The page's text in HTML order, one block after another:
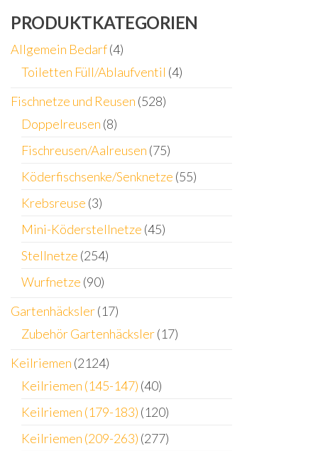
PRODUKTKATEGORIEN
Allgemein Bedarf(4)
Toiletten Füll/Ablaufventil (4)
Fischnetze und Reusen (528)
Doppelreusen (8)
Fischreusen/Aalreusen (75)
Köderfischsenke/Senknetze (55)
Krebsreuse (3)
Mini-Köderstellnetze (45)
Stellnetze (254)
Wurfnetze (90)
Gartenhäcksler(17)
Zubehör Gartenhäcksler(17)
Keilriemen (2124)
Keilriemen (145-147) (40)
Keilriemen (179-183) (120)
Keilriemen (209-263) (277)